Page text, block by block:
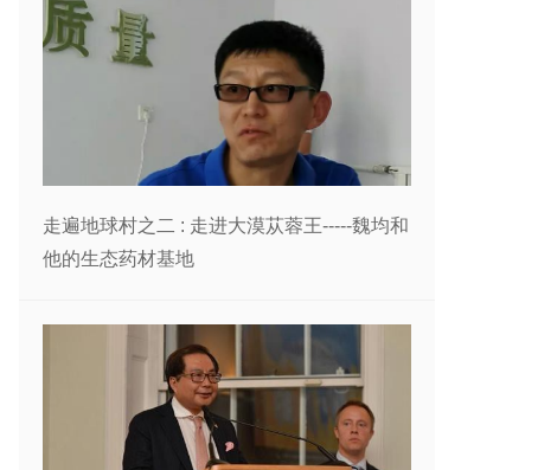
走遍地球村之二 : 走进大漠苁蓉王-----魏均和
他的生态药材基地